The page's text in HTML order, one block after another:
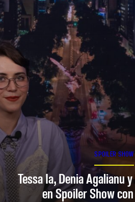
SPOILER SHOW
Tessa Ia, Denia Agalianu
en Spoiler Show